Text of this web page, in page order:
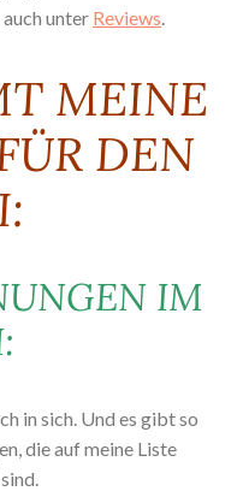
unter Reviews
MEINE
DEN
IM
in sich. Und es gibt so
die auf meine Liste